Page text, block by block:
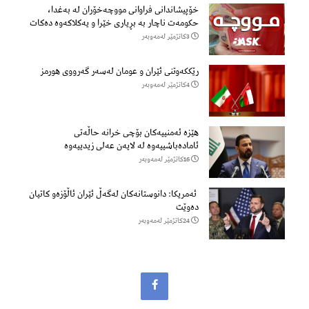
خۆپیشاندانی فراوانی مووچەخۆران لە بەغدا،
حکومەت ناچار بە بڕیاری خێرا و یەکلاکەوە دەکات
3كاتژمێر لەمەوبەر
رێککەوتنی ئێران و عومان لەسەر گەرووی هورمز
4كاتژمێر لەمەوبەر
هێزه‌ ئه‌منییه‌كان بۆچی خرانە حاڵه‌تی
ئاماده‌باشییه‌وه‌ لە لایەن عەلی زیدییەوە
16كاتژمێر لەمەوبەر
ئەمریکا: دانوستانەکان لەگەڵ ئێران ئاڵۆزەو کاتیان
دەوێت
24كاتژمێر لەمەوبەر